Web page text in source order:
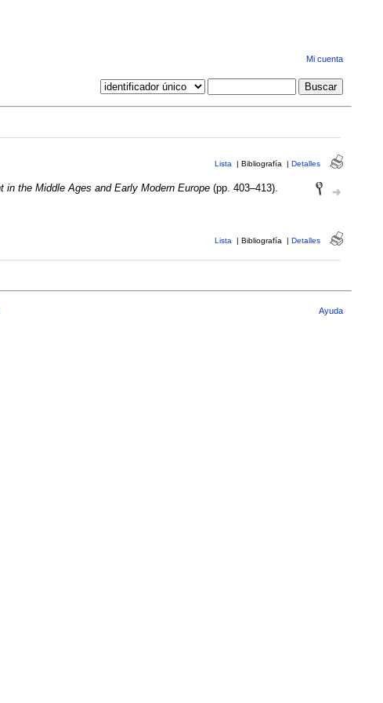
Mi cuenta
Lista | Bibliografía | Detalles
in the Middle Ages and Early Modern Europe(pp. 403–413).
Lista | Bibliografía | Detalles
Ayuda